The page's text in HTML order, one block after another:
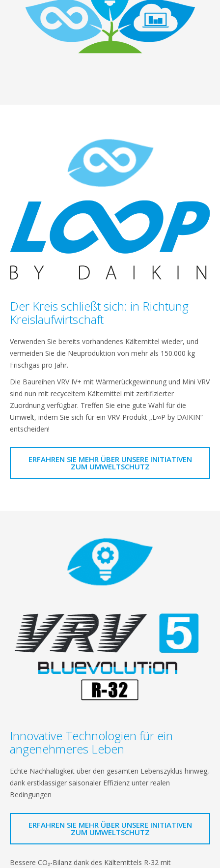
Der Kreis schließt sich: in Richtung
Kreislaufwirtschaft
Verwenden Sie bereits vorhandenes Kältemittel wieder, und
vermeiden Sie die Neuproduktion von mehr als 150.000 kg
Frischgas pro Jahr.
Die Baureihen VRV IV+ mit Wärmerückgewinnung und Mini VRV
sind nun mit recyceltem Kältemittel mit zertifizierter
Zuordnung verfügbar. Treffen Sie eine gute Wahl für die
Umwelt, indem Sie sich für ein VRV-Produkt „L∞P by DAIKIN“
entscheiden!
ERFAHREN SIE MEHR ÜBER UNSERE INITIATIVEN
ZUM UMWELTSCHUTZ
Innovative Technologien für ein
angenehmeres Leben
Echte Nachhaltigkeit über den gesamten Lebenszyklus hinweg,
dank erstklassiger saisonaler Effizienz unter realen
Bedingungen
ERFAHREN SIE MEHR ÜBER UNSERE INITIATIVEN
ZUM UMWELTSCHUTZ
Bessere CO₂-Bilanz dank des Kältemittels R-32 mit